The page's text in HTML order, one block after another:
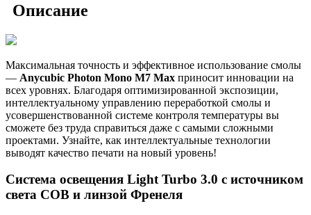
Описание
Максимальная точность и эффективное использование смолы
— Anycubic Photon Mono M7 Max приносит инновации на
всех уровнях. Благодаря оптимизированной экспозиции,
интеллектуальному управлению переработкой смолы и
усовершенствованной системе контроля температуры вы
сможете без труда справиться даже с самыми сложными
проектами. Узнайте, как интеллектуальные технологии
выводят качество печати на новый уровень!
Система освещения Light Turbo 3.0 с источником
света COB и линзой Френеля